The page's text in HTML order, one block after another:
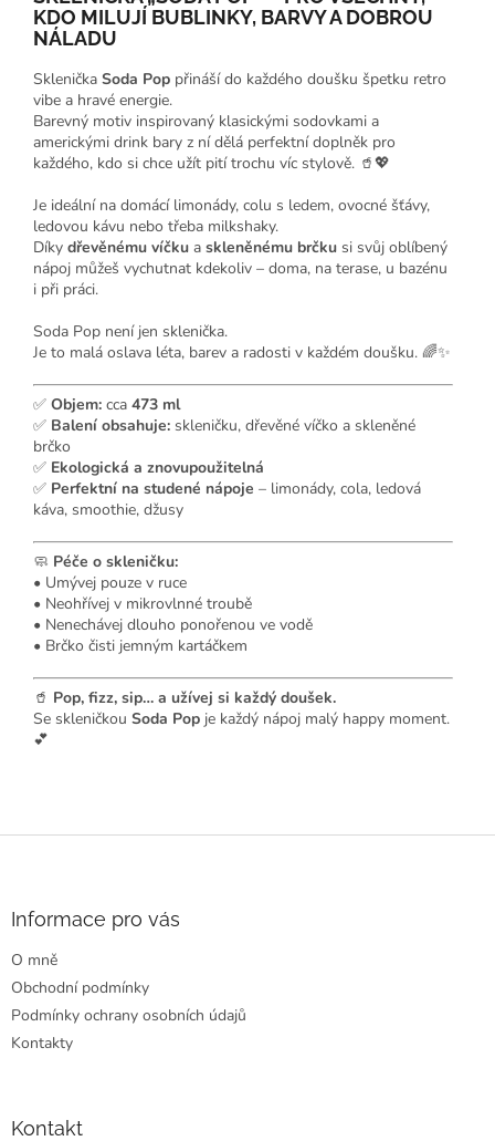
KDO MILUJÍ BUBLINKY, BARVY A DOBROU
NÁLADU
Sklenička Soda Pop přináší do každého doušku špetku retro
vibe a hravé energie.
Barevný motiv inspirovaný klasickými sodovkami a
americkými drink bary z ní dělá perfektní doplněk pro
každého, kdo si chce užít pití trochu víc stylově. 🥤💖
Je ideální na domácí limonády, colu s ledem, ovocné šťávy,
ledovou kávu nebo třeba milkshaky.
Díky dřevěnému víčku a skleněnému brčku si svůj oblíbený
nápoj můžeš vychutnat kdekoliv – doma, na terase, u bazénu
i při práci.
Soda Pop není jen sklenička.
Je to malá oslava léta, barev a radosti v každém doušku. 🌈✨
✅ Objem: cca 473 ml
✅ Balení obsahuje: skleničku, dřevěné víčko a skleněné
brčko
✅ Ekologická a znovupoužitelná
✅ Perfektní na studené nápoje – limonády, cola, ledová
káva, smoothie, džusy
🧼 Péče o skleničku:
• Umývej pouze v ruce
• Neohřívej v mikrovlnné troubě
• Nenechávej dlouho ponořenou ve vodě
• Brčko čisti jemným kartáčkem
🥤 Pop, fizz, sip… a užívej si každý doušek.
Se skleničkou Soda Pop je každý nápoj malý happy moment.
💕
Informace pro vás
O mně
Obchodní podmínky
Podmínky ochrany osobních údajů
Kontakty
Kontakt